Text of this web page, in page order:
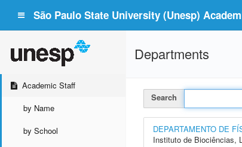
São Paulo State University (Unesp)
Academic Staff
by Name
by School
Departments
Search
DEPARTAMENTO DE
Instituto de Biociências,